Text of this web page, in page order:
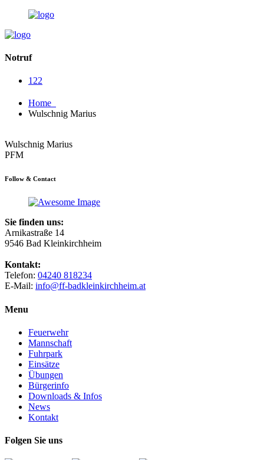
Notruf
122
Home
Wulschnig Marius
Wulschnig Marius
PFM
Follow & Contact
Sie finden uns:
Arnikastraße 14
9546 Bad Kleinkirchheim
Kontakt:
Telefon: 04240 818234
E-Mail: info@ff-badkleinkirchheim.at
Menu
Feuerwehr
Mannschaft
Fuhrpark
Einsätze
Übungen
Bürgerinfo
Downloads & Infos
News
Kontakt
Folgen Sie uns